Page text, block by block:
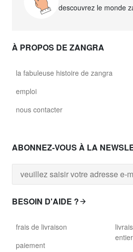
descouvrez le monde
À PROPOS DE ZANGRA
la fabuleuse histoire de zangra
emploi
nous contacter
ABONNEZ-VOUS À LA
BESOIN D'AIDE ?
frais de livraison
paiement
entier